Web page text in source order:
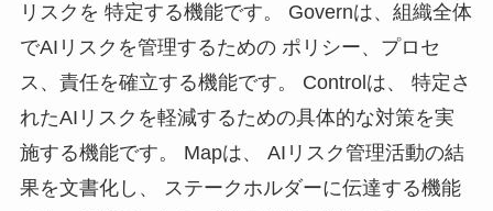
リスクを 特定する機能です。 Governは、組織全体
でAIリスクを管理するための ポリシー、プロセ
ス、責任を確立する機能です。 Controlは、 特定さ
れたAIリスクを軽減するための具体的な対策を実
施する機能です。 Mapは、 AIリスク管理活動の結
果を文書化し、 ステークホルダーに伝達する機能